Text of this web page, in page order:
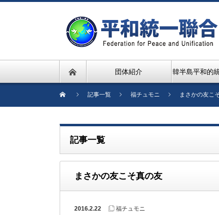
団体紹介 韓半島平和的
記事一覧 福チュモニ まさかの友こ
記事一覧
まさかの友こそ真の友
2016.2.22 福チュモニ